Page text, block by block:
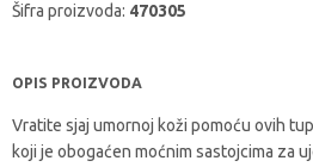
Šifra proizvoda: 470305
OPIS PROIZVODA
Vratite sjaj umornoj koži pomoću ovih
koji je obogaćen moćnim sastojcima za